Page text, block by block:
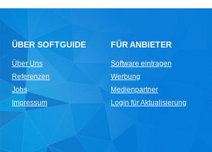
ÜBER SOFTGUIDE
Über Uns
Referenzen
Jobs
Impressum
FÜR ANBIETER
Software eintragen
Werbung
Medienpartner
Login für Aktualisierung